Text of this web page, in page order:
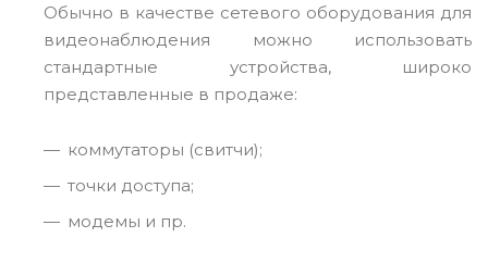
Обычно в качестве сетевого оборудования для
видеонаблюдения можно использовать
стандартные устройства, широко
представленные в продаже:
коммутаторы (свитчи);
точки доступа;
модемы и пр.